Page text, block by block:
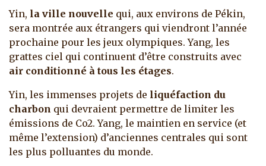
Yin, la ville nouvelle qui, aux environs de Pékin,
sera montrée aux étrangers qui viendront l’année
prochaine pour les jeux olympiques. Yang, les
grattes ciel qui continuent d’être construits avec
air conditionné à tous les étages.
Yin, les immenses projets de liquéfaction du
charbon qui devraient permettre de limiter les
émissions de Co2. Yang, le maintien en service (et
même l’extension) d’anciennes centrales qui sont
les plus polluantes du monde.